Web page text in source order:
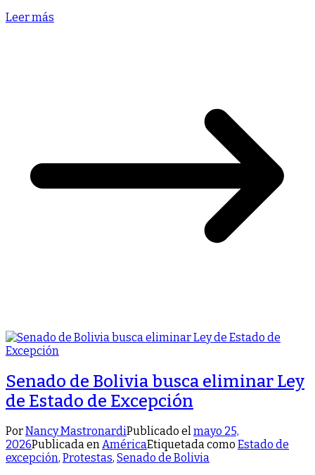
Leer más
Senado de Bolivia busca eliminar Ley
de Estado de Excepción
PorNancy MastronardiPublicado elmayo 25,
2026Publicada enAméricaEtiquetada como Estado de
excepción, Protestas, Senado de Bolivia